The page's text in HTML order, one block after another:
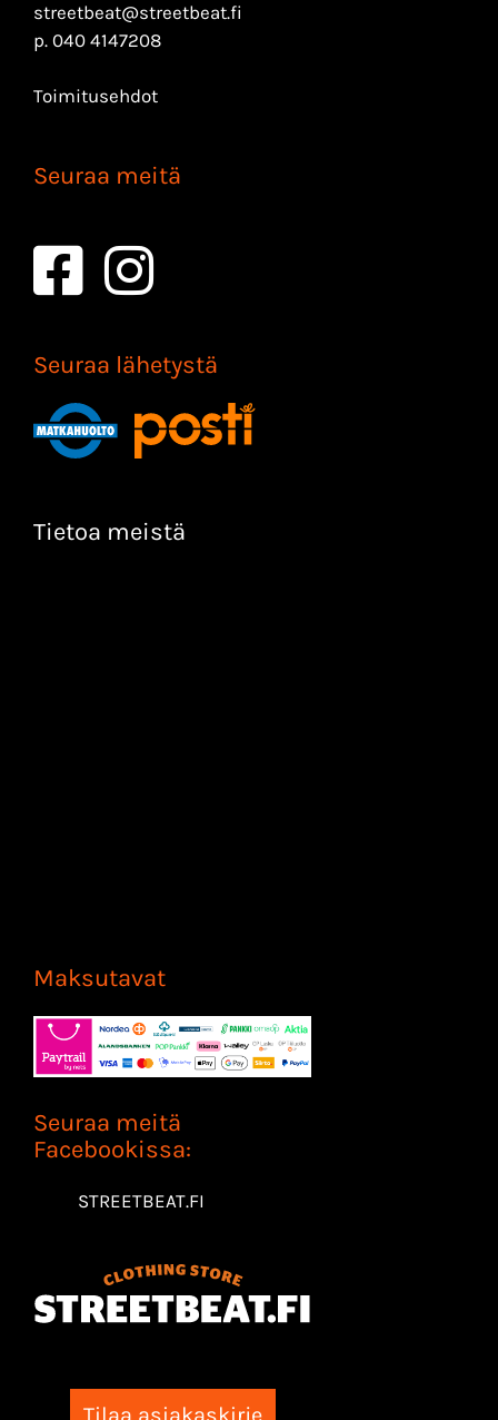
streetbeat@streetbeat.fi
p. 040 4147208
Toimitusehdot
Seuraa meitä
Seuraa lähetystä
Tietoa meistä
Maksutavat
Seuraa meitä
Facebookissa:
STREETBEAT.FI